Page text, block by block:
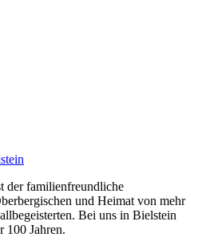
der familienfreundliche
und Heimat von mehr
Bei uns in Bielstein
100 Jahren.